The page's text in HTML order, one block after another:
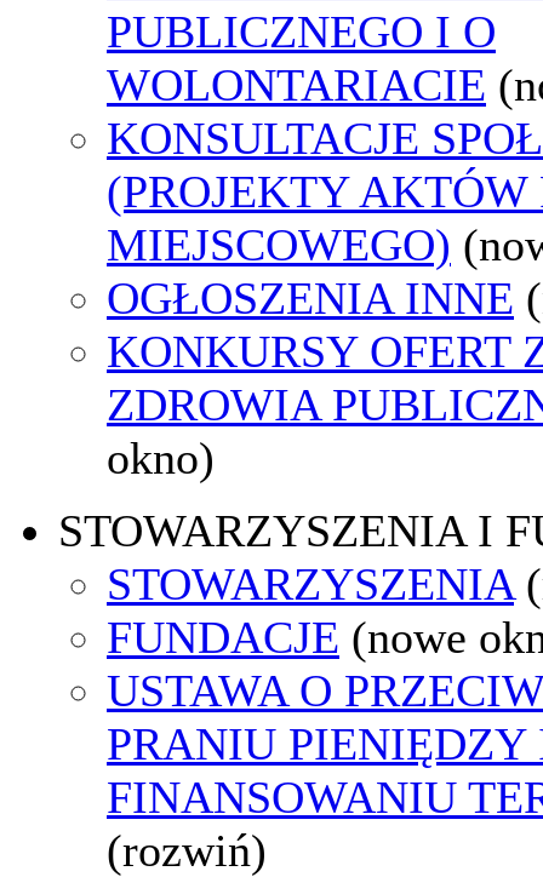
PUBLICZNEGO I O
WOLONTARIACIE
KONSULTACJE
(PROJEKTY AKTÓW
MIEJSCOWEGO)
OGŁOSZENIA INNE
KONKURSY OFERT
ZDROWIA
okno)
STOWARZYSZENIA I
STOWARZYSZENIA
FUNDACJE (nowe
USTAWA O
PRANIU PIENIĘDZY
FINANSOWANIU
(rozwiń)